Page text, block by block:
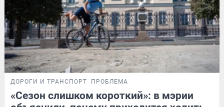
ДОРОГИ И ТРАНСПОРТ ПРОБЛЕМА
«Сезон слишком короткий»: в мэрии